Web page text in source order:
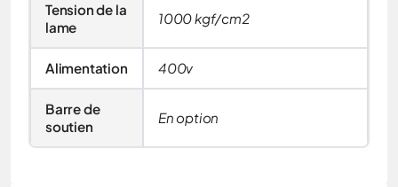
Tension de la
lame
1000 kgf/cm2
Alimentation 400v
Barre de
soutien
En option